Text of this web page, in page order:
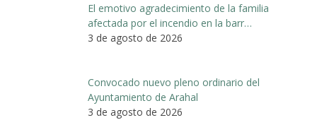
El emotivo agradecimiento de la familia
afectada por el incendio en la barr…
3 de agosto de 2026
Convocado nuevo pleno ordinario del
Ayuntamiento de Arahal
3 de agosto de 2026